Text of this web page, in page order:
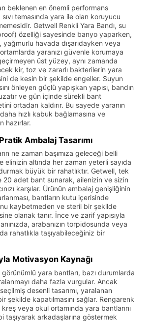
beklenen en önemli performans
temasında yara ile olan koruyucu
Getwell Renkli Yara Bandı, su
özelliği sayesinde banyo yaparken,
yağmurlu havada dışarıdayken veya
yaranızı güvenle korumaya
üst yüzey, aynı zamanda
kir, toz ve zararlı bakterilerin yara
de kesin bir şekilde engeller. Suyun
önleyen güçlü yapışkan yapısı, bandın
ve gün içinde sürekli bant
ortadan kaldırır. Bu sayede yaranın
hızlı kabuk bağlamasına ve
hazırlar.
Ambalaj Tasarımı
ne zaman başımıza geleceği belli
elinizin altında her zaman yeterli sayıda
büyük bir rahatlıktır. Getwell, tek
20 adet bant sunarak, ailenizin ve sizin
karşılar. Ürünün ambalaj genişliğinin
bantların kutu içerisinde
kaybetmeden ve steril bir şekilde
olanak tanır. İnce ve zarif yapısıyla
arabanızın torpidosunda veya
rahatlıkla taşıyabileceğiniz bir
Motivasyon Kaynağı
yara bantları, bazı durumlarda
daha fazla vurgular. Ancak
desenli tasarımı, yaralanan
şekilde kapatılmasını sağlar. Rengarenk
kreş veya okul ortamında yara bantlarını
taşıyarak arkadaşlarına göstermek